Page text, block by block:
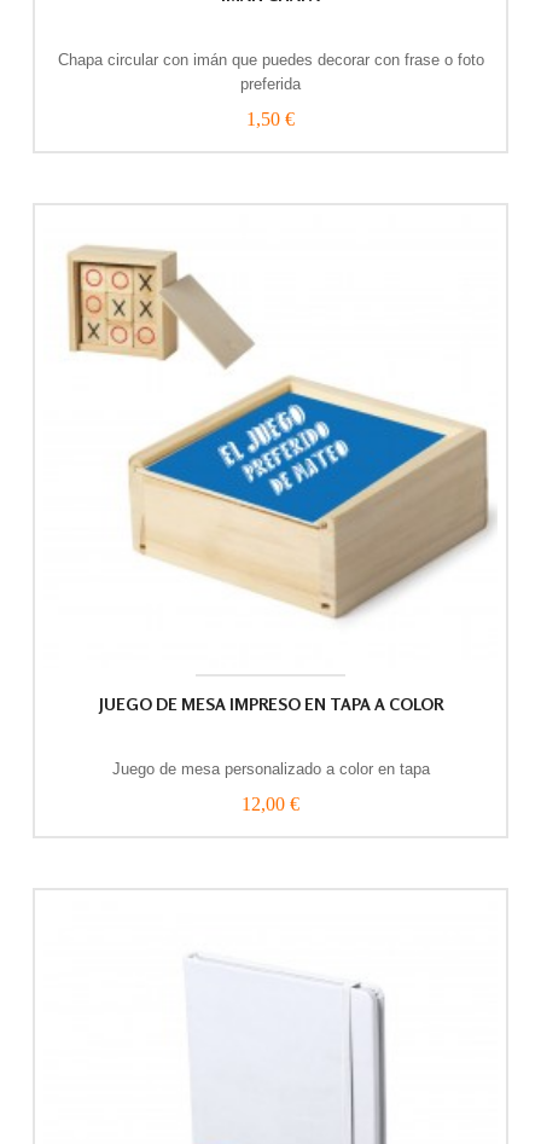
Chapa circular con imán que puedes decorar con frase o foto
preferida
1,50 €
JUEGO DE MESA IMPRESO EN TAPA A COLOR
Juego de mesa personalizado a color en tapa
12,00 €